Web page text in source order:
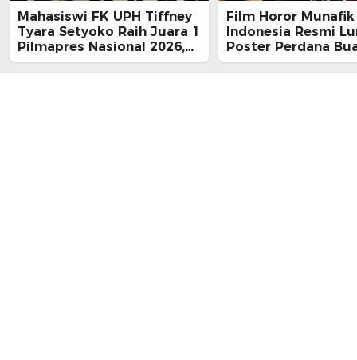
Mahasiswi FK UPH Tiffney
Tyara Setyoko Raih Juara 1
Pilmapres Nasional 2026,
Cetak Sejarah Baru untuk
Film Horor Munafik
Indonesia Resmi
Poster Perdana
Kesan Spiritual